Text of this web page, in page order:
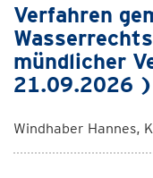
Verfahren
mündlicher
21.09.2026 )
Windhaber Hannes,